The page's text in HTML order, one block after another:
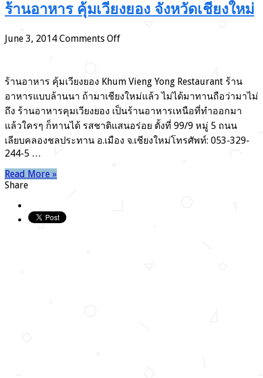
ร้านอาหาร คุ้มเวียงยอง จังหวัดเชียงใหม่
June 3, 2014 Comments Offon
คุ้ม
เวียง
ยอง
จังหวัด
เชียงใหม่
ร้านอาหาร คุ้มเวียงยอง Khum Vieng Yong Restaurant ร้าน
อาหารแบบล้านนา ถ้ามาเชียงใหม่แล้ว ไม่ได้มาทานถือว่ามาไม่
ถึง ร้านอาหารคุมเวียงยอง เป็นร้านอาหารเหนือที่ทำออกมา
แล้วใครๆ ก็ทานได้ รสชาติแสนอร่อย ตั้งที่ 99/9 หมู่ 5 ถนน
เลียบคลองชลประทาน อ.เมือง จ.เชียงใหม่โทรศัพท์: 053-329-
244-5 …
Read More »
Share